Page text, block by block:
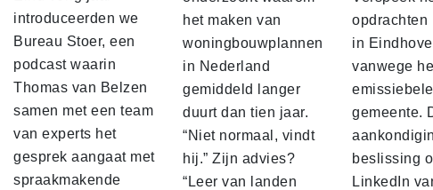
introduceerden we
Bureau Stoer, een
podcast waarin
Thomas van Belzen
samen met een team
van experts het
gesprek aangaat met
spraakmakende
het maken van
woningbouwplannen
in Nederland
gemiddeld langer
duurt dan tien jaar.
“Niet normaal, vindt
hij.” Zijn advies?
“Leer van landen
opdrachten
in
vanwege
gemeente.
beslissing
LinkedIn